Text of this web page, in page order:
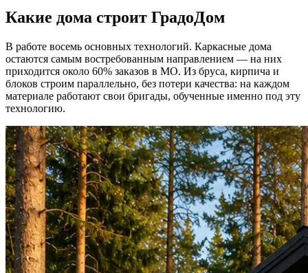
Какие дома строит ГрадоДом
В работе восемь основных технологий. Каркасные дома
остаются самым востребованным направлением — на них
приходится около 60% заказов в МО. Из бруса, кирпича и
блоков строим параллельно, без потери качества: на каждом
материале работают свои бригады, обученные именно под эту
технологию.